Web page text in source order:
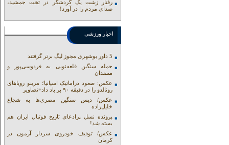
رفتار زشت یک گردشگر در تخت جمشید،
صدای مردم را در آورد!
اخبار ورزشی
5 داور بوشهری مجوز لیگ برتر گرفتند
حمله سنگین قلعه‌نویی به فردوسی‌پور و
منتقدان
عکس: صعود دراماتیک اسپانیا؛ مرینو رویاهای
رونالدو را در دقیقه ۹۰ بر باد داد+تصاویر
عکس/ دیس سنگین مصری‌ها به شجاع
خلیل‌زاده
پرونده نسل پرادعای تاریخ فوتبال ایران هم
بسته شد!
عکس/ توقیف خودروی سردار آزمون در
کرمان